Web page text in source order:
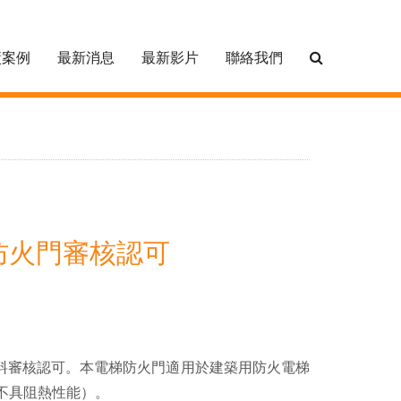
例 最新消息 最新影片 聯絡我們
門審核認可
核認可。本電梯防火門適用於建築用防火電梯
阻熱性能）。